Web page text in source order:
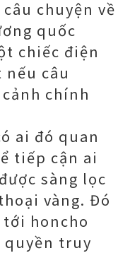
chuyện về
quốc
chiếc điện
câu
chính
ai đó quan
tiếp cận ai
sàng lọc
vàng. Đó
honcho
quyền truy